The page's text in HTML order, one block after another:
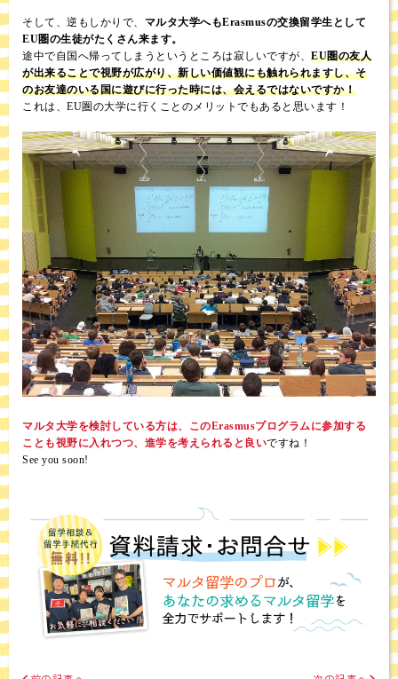
そして、逆もしかりで、
マルタ大学へもErasmusの交換留学生として
EU圏の生徒がたくさん来ます。
途中で自国へ帰ってしまうというところは寂しいですが、 EU圏の友人
が出来ることで視野が広がり、新しい価値観にも触れられますし、そ
のお友達のいる国に遊びに行った時には、会えるではないですか！
これは、EU圏の大学に行くことのメリットでもあると思います！
マルタ大学を検討している方は、このErasmusプログラムに参加する
ことも視野に入れつつ、進学を考えられると良いですね！
See you soon!